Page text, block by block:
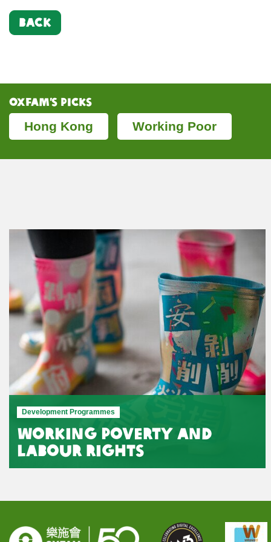
BACK
Oxfam’s Picks
Hong Kong
Working Poor
Development Programmes
Working Poverty and
Labour Rights